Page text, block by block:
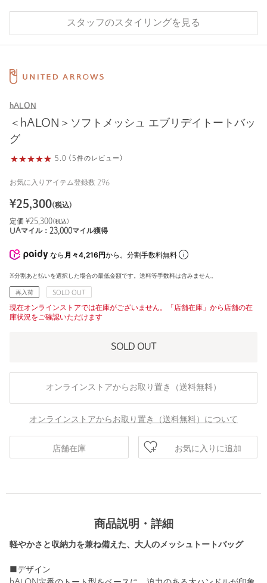
スタッフのスタイリングを見る
hALON
＜hALON＞ソフトメッシュ エブリデイトートバッ
グ
5.0 (5件のレビュー)
お気に入りアイテム登録数 296
¥25,300(税込)
定価 ¥25,300(税込)
UAマイル： 23,000マイル獲得
なら 月々4,216円から。分割手数料無料
※分割あと払いを選択した場合の最低金額です。送料等手数料は含みません。
再入荷 SOLD OUT
現在オンラインストアでは在庫がございません。「店舗在庫」から店舗の在
庫状況をご確認いただけます
SOLD OUT
オンラインストアからお取り置き（送料無料）
オンラインストアからお取り置き（送料無料）について
店舗在庫 お気に入りに追加
商品説明・詳細
軽やかさと収納力を兼ね備えた、大人のメッシュトートバッグ
■デザイン